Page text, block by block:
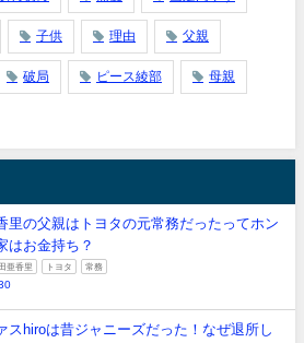
子供 理由 父親
破局 ピース綾部 母親
里の父親はトヨタの元常務だったってホン
はお金持ち？
亜香里 トヨタ 常務
スhiroは昔ジャニーズだった！なぜ退所し